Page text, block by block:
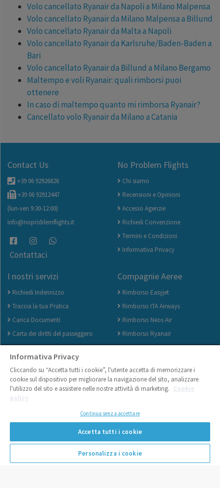
Volo cancellato Ryanair da Napoli a Milano Malpensa
Volo cancellato Ryanair da Milano Malpensa a Billund
Volo cancellato Ryanair da Malta a Napoli
Volo cancellato Ryanair da Karlsruhe/Baden-Baden a
Bari
Volo cancellato Ryanair da Billund a Milano Bergamo
Maltempo e voli Ryanair: quali rimborsi puoi
ottenere
In caso di maltempo quanto mi rimborsa Ryanair?
Cancellato volo Ryanair da Milano a Catania
Contact Us
+39 06 92926826
+39 06 92912447
(lun-ven 9:30-12:00)
info@noproblemflights.it
Contattaci
No Problem Flights
Chi siamo
Recensioni e Opinioni
Accesso Agenzie
Richiedi Convenzione
Termini e Condizioni
Informativa Privacy
I nostri servizi
Richiedi Indennizzo
Traccia la tua Pratica
Carica Documenti
Carta dei diritti del passeggero
Come avere il rimborso volo
velocemente
Domande al volo - FAQ
Compagnie Aeree
Rimborso Easyjet
Rimborso ITA Airways
Rimborso Neos Air
Rimborso Ryanair
Rimborso Vueling
Informativa Privacy
Cliccando su “Accetta tutti i cookie”, l'utente accetta di memorizzare i
cookie sul dispositivo per migliorare la navigazione del sito, analizzare
l'utilizzo del sito e assistere nelle nostre attività di marketing. Cookie
policy
Continua senza accettare
Accetta tutti i cookie
Personalizza i cookie